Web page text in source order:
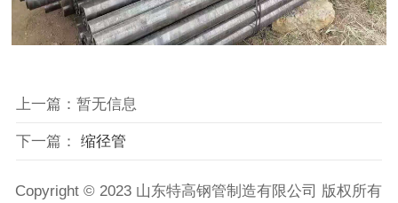
上一篇：暂无信息
下一篇： 缩径管
Copyright © 2023 山东特高钢管制造有限公司 版权所有